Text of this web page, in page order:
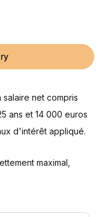
?
apport ?
pour un emprunt de
une durée
net compris
ans et 14 000 euros
d'intérêt appliqué.
maximal,